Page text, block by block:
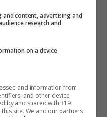
and content, advertising and
research and
on a device
and information from
and other device
by and shared with 319
site. We and our partners